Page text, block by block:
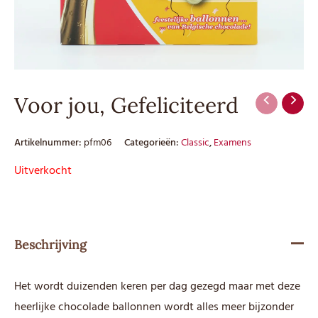
Voor jou, Gefeliciteerd
Artikelnummer: pfm06 Categorieën:Classic,Examens
Uitverkocht
Beschrijving
Het wordt duizenden keren per dag gezegd maar met deze
heerlijke chocolade ballonnen wordt alles meer bijzonder